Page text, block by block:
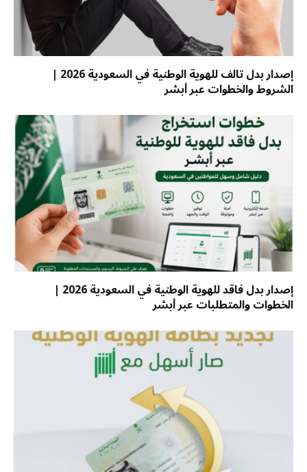
إصدار بدل تالف للهوية الوطنية في السعودية 2026 |
الشروط والخطوات عبر أبشر
إصدار بدل فاقد للهوية الوطنية في السعودية 2026 |
الخطوات والمتطلبات عبر أبشر